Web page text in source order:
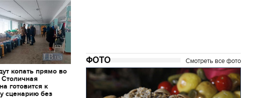
копать прямо во
Столичная
готовится к
сценарию без
ФОТО Смотреть все фото